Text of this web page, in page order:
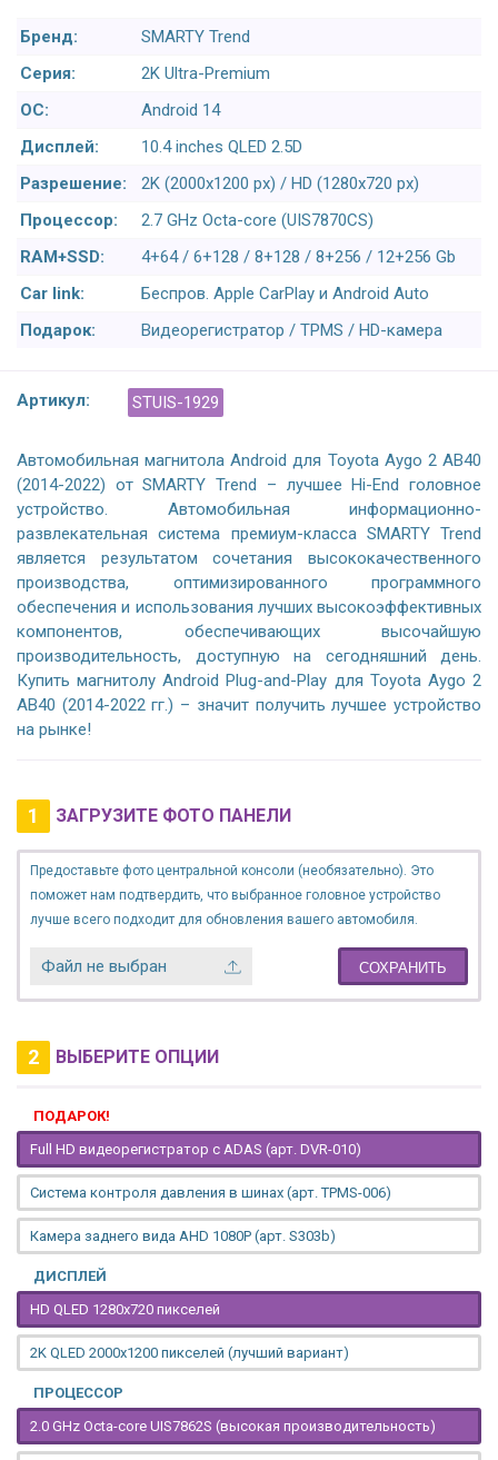
Бренд:
SMARTY Trend
Серия:
2K Ultra-Premium
ОС:
Android 14
Дисплей:
10.4 inches QLED 2.5D
Разрешение:
2K (2000x1200 px) / HD (1280x720 px)
Процессор:
2.7 GHz Octa-core (UIS7870CS)
RAM+SSD:
4+64 / 6+128 / 8+128 / 8+256 / 12+256 Gb
Car link:
Беспров. Apple CarPlay и Android Auto
Подарок:
Видеорегистратор / TPMS / HD-камера
Артикул: STUIS-1929
Автомобильная магнитола Android для Toyota Aygo 2 AB40
(2014-2022) от SMARTY Trend – лучшее Hi-End головное
устройство. Автомобильная информационно-
развлекательная система премиум-класса SMARTY Trend
является результатом сочетания высококачественного
производства, оптимизированного программного
обеспечения и использования лучших высокоэффективных
компонентов, обеспечивающих высочайшую
производительность, доступную на сегодняшний день.
Купить магнитолу Android Plug-and-Play для Toyota Aygo 2
AB40 (2014-2022 гг.) – значит получить лучшее устройство
на рынке!
1 ЗАГРУЗИТЕ ФОТО ПАНЕЛИ
Предоставьте фото центральной консоли (необязательно). Это
поможет нам подтвердить, что выбранное головное устройство
лучше всего подходит для обновления вашего автомобиля.
Файл не выбран СОХРАНИТЬ
2 ВЫБЕРИТЕ ОПЦИИ
ПОДАРОК!
Full HD видеорегистратор с ADAS (арт. DVR-010)
Система контроля давления в шинах (арт. TPMS-006)
Камера заднего вида AHD 1080P (арт. S303b)
ДИСПЛЕЙ
HD QLED 1280x720 пикселей
2K QLED 2000х1200 пикселей (лучший вариант)
ПРОЦЕССОР
2.0 GHz Octa-core UIS7862S (высокая производительность)